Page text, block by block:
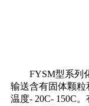
FYSM型系列
输送含有固体颗
温度- 20C- 150C